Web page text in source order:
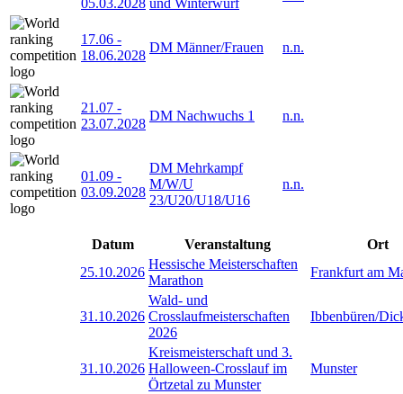
17.06 -
18.06.2028
DM Männer/Frauen n.n.
21.07 -
23.07.2028
DM Nachwuchs 1 n.n.
01.09 -
03.09.2028
DM Mehrkampf
M/W/U
23/U20/U18/U16
n.n.
Datum Veranstaltung
Ort
25.10.2026
Hessische Meisterschaften
Marathon
Frankfurt am
31.10.2026
Wald- und
Crosslaufmeisterschaften
2026
Ibbenbüren/
31.10.2026
Kreismeisterschaft und 3.
Halloween-Crosslauf im
Örtzetal zu Munster
Munster